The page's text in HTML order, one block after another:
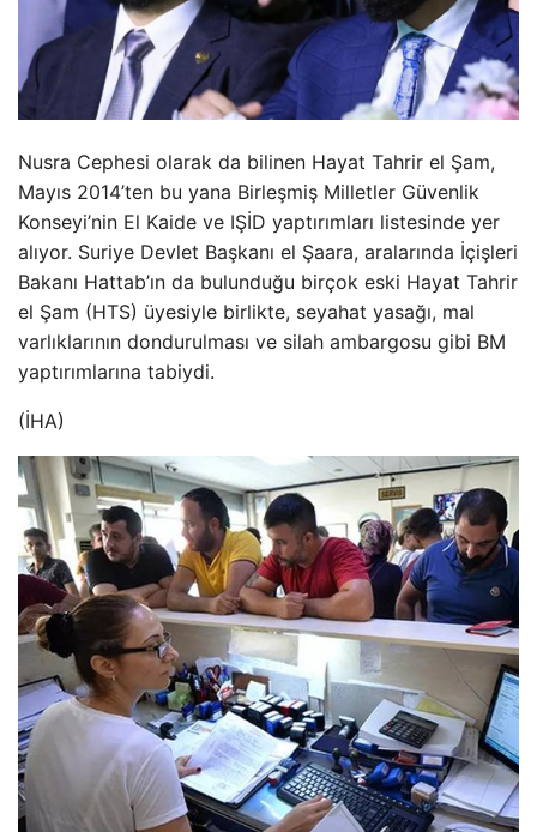
Nusra Cephesi olarak da bilinen Hayat Tahrir el Şam,
Mayıs 2014’ten bu yana Birleşmiş Milletler Güvenlik
Konseyi’nin El Kaide ve IŞİD yaptırımları listesinde yer
alıyor. Suriye Devlet Başkanı el Şaara, aralarında İçişleri
Bakanı Hattab’ın da bulunduğu birçok eski Hayat Tahrir
el Şam (HTS) üyesiyle birlikte, seyahat yasağı, mal
varlıklarının dondurulması ve silah ambargosu gibi BM
yaptırımlarına tabiydi.
(İHA)